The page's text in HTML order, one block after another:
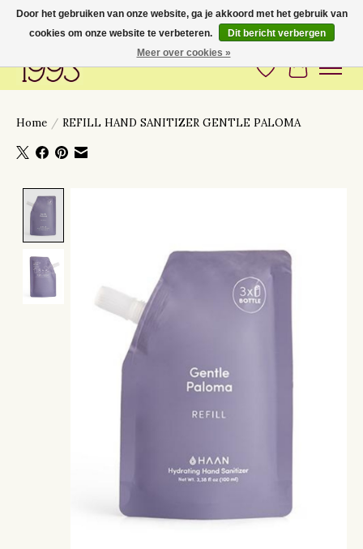
Love to have you around
Verlanglijst
Home / REFILL HAND SANITIZER GENTLE PALOMA
Door het gebruiken van onze website, ga je akkoord met het gebruik van
cookies om onze website te verbeteren.
Dit bericht verbergen
Meer over cookies »